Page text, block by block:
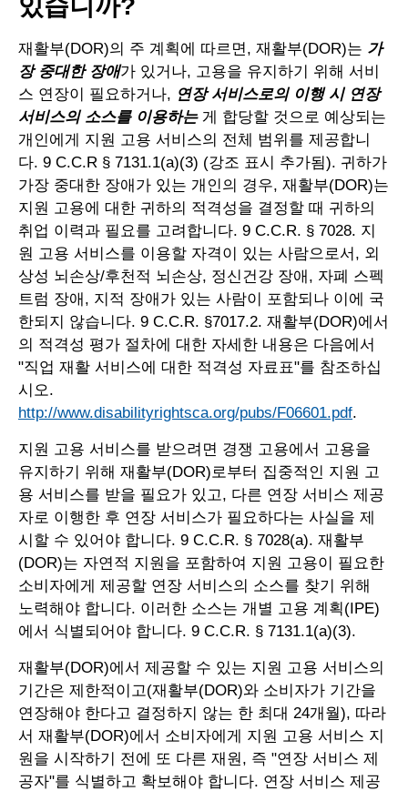
재활부(DOR)의 주 계획에 따르면, 재활부(DOR)는 가
장 중대한 장애가 있거나, 고용을 유지하기 위해 서비
스 연장이 필요하거나, 연장 서비스로의 이행 시 연장
서비스의 소스를 이용하는게 합당할 것으로 예상되는
개인에게 지원 고용 서비스의 전체 범위를 제공합니
다. 9 C.C.R § 7131.1(a)(3) (강조 표시 추가됨). 귀하가
가장 중대한 장애가 있는 개인의 경우, 재활부(DOR)는
지원 고용에 대한 귀하의 적격성을 결정할 때 귀하의
취업 이력과 필요를 고려합니다. 9 C.C.R. § 7028. 지
원 고용 서비스를 이용할 자격이 있는 사람으로서, 외
상성 뇌손상/후천적 뇌손상, 정신건강 장애, 자폐 스펙
트럼 장애, 지적 장애가 있는 사람이 포함되나 이에 국
한되지 않습니다. 9 C.C.R. §7017.2. 재활부(DOR)에서
의 적격성 평가 절차에 대한 자세한 내용은 다음에서
"직업 재활 서비스에 대한 적격성 자료표"를 참조하십
시오.
http://www.disabilityrightsca.org/pubs/F06601.pdf.
지원 고용 서비스를 받으려면 경쟁 고용에서 고용을
유지하기 위해 재활부(DOR)로부터 집중적인 지원 고
용 서비스를 받을 필요가 있고, 다른 연장 서비스 제공
자로 이행한 후 연장 서비스가 필요하다는 사실을 제
시할 수 있어야 합니다. 9 C.C.R. § 7028(a). 재활부
(DOR)는 자연적 지원을 포함하여 지원 고용이 필요한
소비자에게 제공할 연장 서비스의 소스를 찾기 위해
노력해야 합니다. 이러한 소스는 개별 고용 계획(IPE)
에서 식별되어야 합니다. 9 C.C.R. § 7131.1(a)(3).
재활부(DOR)에서 제공할 수 있는 지원 고용 서비스의
기간은 제한적이고(재활부(DOR)와 소비자가 기간을
연장해야 한다고 결정하지 않는 한 최대 24개월), 따라
서 재활부(DOR)에서 소비자에게 지원 고용 서비스 지
원을 시작하기 전에 또 다른 재원, 즉 "연장 서비스 제
공자"를 식별하고 확보해야 합니다. 연장 서비스 제공